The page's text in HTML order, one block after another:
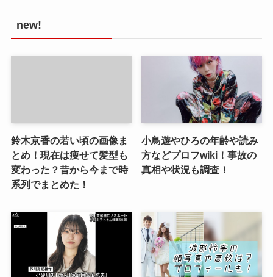
new!
鈴木京香の若い頃の画像ま
とめ！現在は痩せて髪型も
変わった？昔から今まで時
系列でまとめた！
小鳥遊やひろの年齢や読み
方などプロフwiki！事故の
真相や状況も調査！